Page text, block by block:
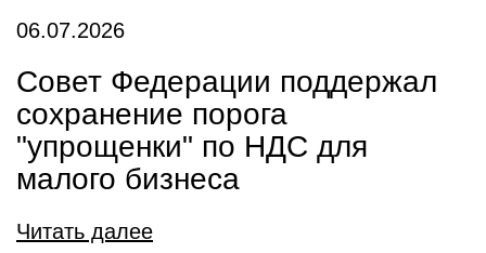
06.07.2026
Совет Федерации поддержал
сохранение порога
"упрощенки" по НДС для
малого бизнеса
Читать далее